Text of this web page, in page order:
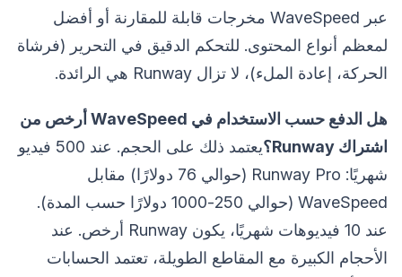
عبر WaveSpeed مخرجات قابلة للمقارنة أو أفضل
لمعظم أنواع المحتوى. للتحكم الدقيق في التحرير (فرشاة
الحركة، إعادة الملء)، لا تزال Runway هي الرائدة.
هل الدفع حسب الاستخدام في WaveSpeed أرخص من
اشتراك Runway؟
يعتمد ذلك على الحجم. عند 500 فيديو
شهريًا: Runway Pro (حوالي 76 دولارًا) مقابل
WaveSpeed (حوالي 250-1000 دولارًا حسب المدة).
عند 10 فيديوهات شهريًا، يكون Runway أرخص. عند
الأحجام الكبيرة مع المقاطع الطويلة، تعتمد الحسابات